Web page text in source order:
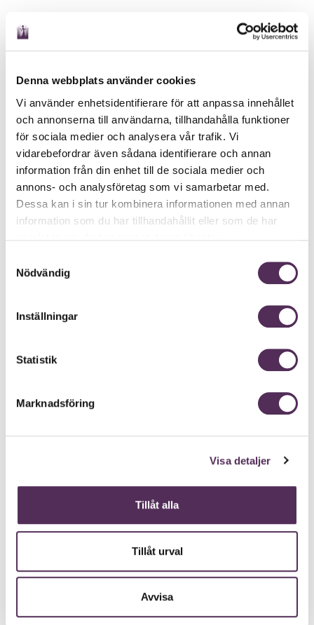
Denna webbplats använder cookies
Vi använder enhetsidentifierare för att anpassa innehållet
och annonserna till användarna, tillhandahålla funktioner
för sociala medier och analysera vår trafik. Vi
vidarebefordrar även sådana identifierare och annan
information från din enhet till de sociala medier och
annons- och analysföretag som vi samarbetar med.
Dessa kan i sin tur kombinera informationen med annan
information som du har tillhandahållit eller som de har
Nödvändig
Inställningar
Statistik
Marknadsföring
Visa detaljer
Tillåt alla
Tillåt urval
Avvisa